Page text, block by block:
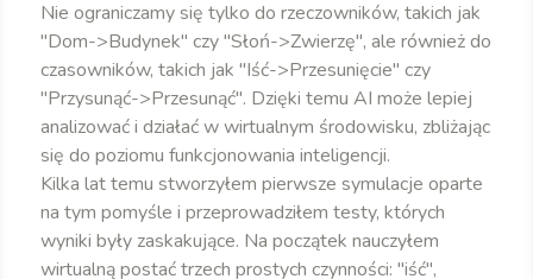
Nie ograniczamy się tylko do rzeczowników, takich jak
"Dom->Budynek" czy "Słoń->Zwierzę", ale również do
czasowników, takich jak "Iść->Przesunięcie" czy
"Przysunąć->Przesunąć". Dzięki temu AI może lepiej
analizować i działać w wirtualnym środowisku, zbliżając
się do poziomu funkcjonowania inteligencji.
Kilka lat temu stworzyłem pierwsze symulacje oparte
na tym pomyśle i przeprowadziłem testy, których
wyniki były zaskakujące. Na początek nauczyłem
wirtualną postać trzech prostych czynności: "iść",